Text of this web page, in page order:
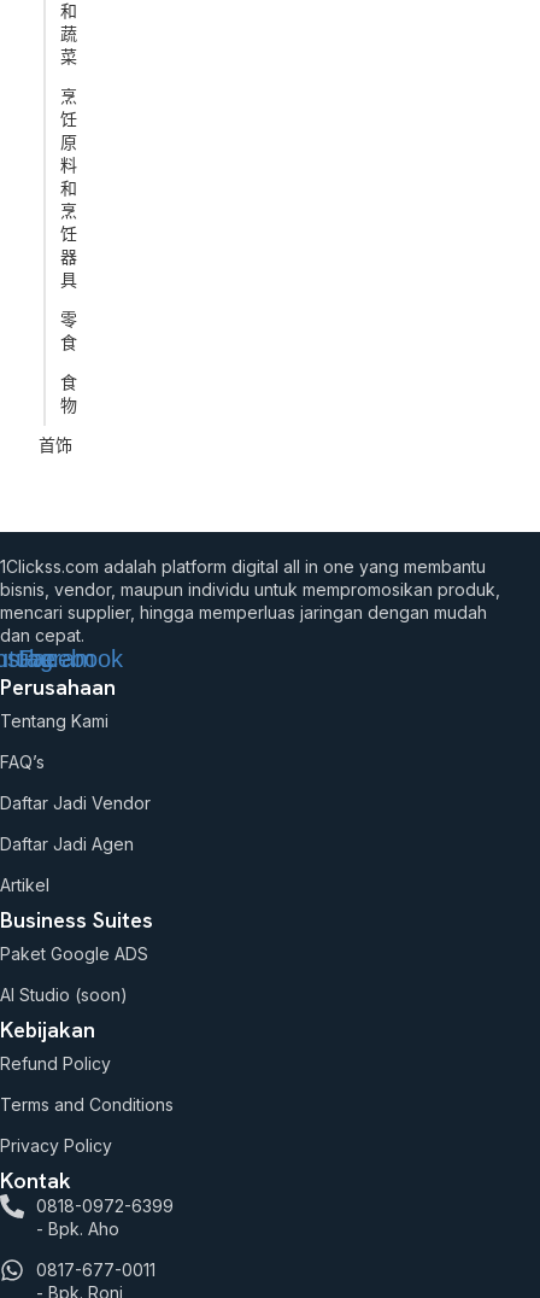
和
蔬
菜
烹
饪
原
料
和
烹
饪
器
具
零
食
食
物
首饰
1Clickss.com adalah platform digital all in one yang membantu
bisnis, vendor, maupun individu untuk mempromosikan produk,
mencari supplier, hingga memperluas jaringan dengan mudah
dan cepat.
Facebook
Perusahaan
Tentang Kami
FAQ’s
Daftar Jadi Vendor
Daftar Jadi Agen
Artikel
Business Suites
Paket Google ADS
AI Studio (soon)
Kebijakan
Refund Policy
Terms and Conditions
Privacy Policy
Kontak
0818-0972-6399
- Bpk. Aho
0817-677-0011
- Bpk. Roni